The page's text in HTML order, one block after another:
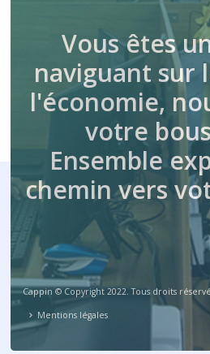
Vous êtes
naviguant sur
l'économie,
votre
Ensemble
chemin vers
Cappin © Copyright 2022. Tous droits
Mentions légales